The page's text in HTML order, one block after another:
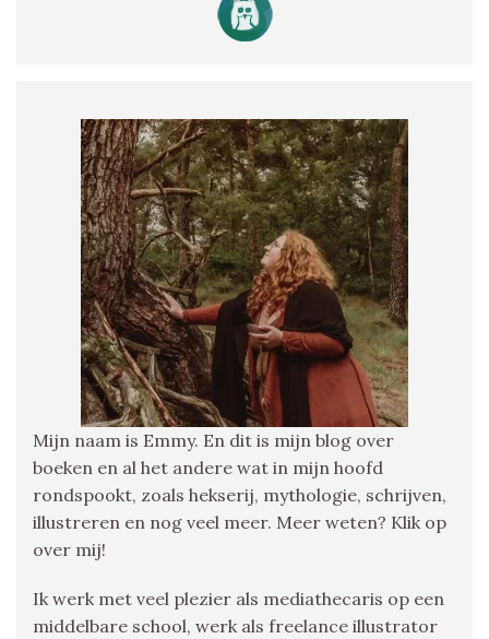
Mijn naam is Emmy. En dit is mijn blog over
boeken en al het andere wat in mijn hoofd
rondspookt, zoals hekserij, mythologie, schrijven,
illustreren en nog veel meer. Meer weten? Klik op
over mij!
Ik werk met veel plezier als mediathecaris op een
middelbare school, werk als freelance illustrator